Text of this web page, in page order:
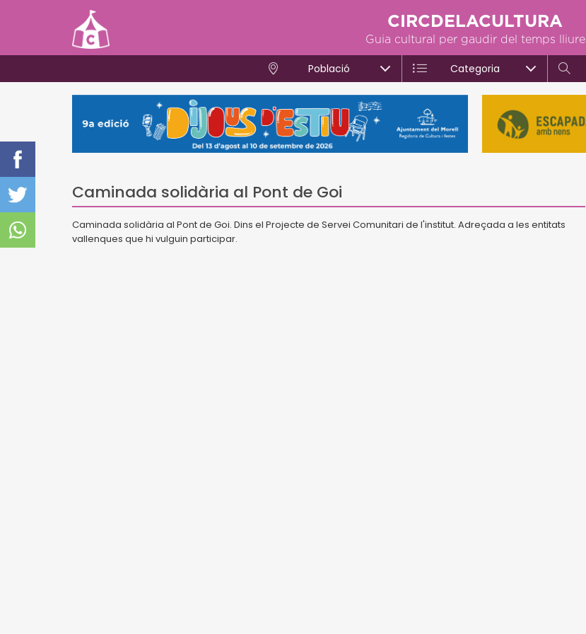
CIRCDELACULTURA
Guia cultural per gaudir del temps lliure
Població Categoria
Caminada solidària al Pont de Goi
Caminada solidària al Pont de Goi. Dins el Projecte de Servei Comunitari de l'institut. Adreçada a les entitats
vallenques que hi vulguin participar.